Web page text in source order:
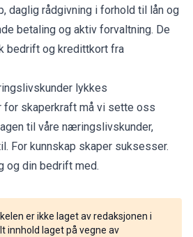
daglig rådgivning i forhold til lån og
betaling og aktiv forvaltning. De
bedrift og kredittkort fra
lykkes
for skaperkraft må vi sette oss
til våre næringslivskunder,
For kunnskap skaper suksesser.
og din bedrift med.
er ikke laget av redaksjonen i
innhold laget på vegne av